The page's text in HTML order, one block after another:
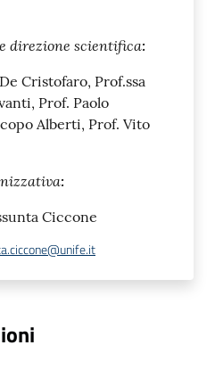
e direzione scientifica:
Cristofaro, Prof.ssa
Prof. Paolo
Alberti, Prof. Vito
:
Ciccone